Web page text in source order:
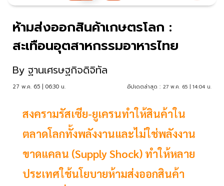
ห้ามส่งออกสินค้าเกษตรโลก :
สะเทือนอุตสาหกรรมอาหารไทย
By ฐานเศรษฐกิจดิจิทัล
27 พ.ค. 65 | 06:30 น. อัปเดตล่าสุด : 27 พ.ค. 65 | 14:04 น.
สงครามรัสเซีย-ยูเครนทำให้สินค้าใน
ตลาดโลกทั้งพลังงานและไม่ใช่พลังงาน
ขาดแคลน (Supply Shock) ทำให้หลาย
ประเทศใช้นโยบายห้ามส่งออกสินค้า